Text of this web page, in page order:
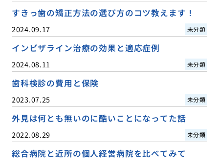
すきっ歯の矯正方法の選び方のコツ教えます！
2024.09.17 未分類
インビザライン治療の効果と適応症例
2024.08.11 未分類
歯科検診の費用と保険
2023.07.25 未分類
外見は何とも無いのに酷いことになってた話
2022.08.29 未分類
総合病院と近所の個人経営病院を比べてみて